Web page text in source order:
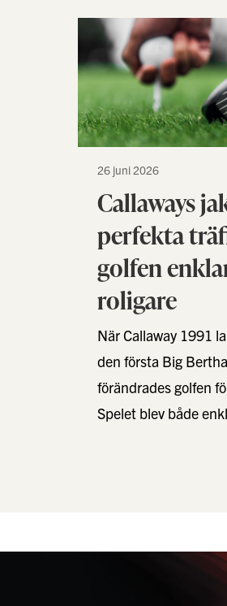
26 juni 2026
Callaways
perfekta
golfen
roligare
När Callaway 1991
den första Big
förändrades golfen
Spelet blev både